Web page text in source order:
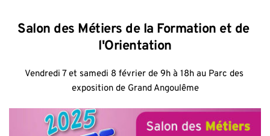
Salon des Métiers de la Formation et de
l'Orientation
Vendredi 7 et samedi 8 février de 9h à 18h au Parc des
exposition de Grand Angoulême